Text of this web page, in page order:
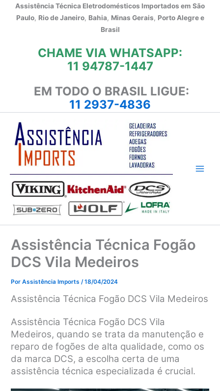
Assistência Técnica Eletrodomésticos Importados em São
Paulo, Rio de Janeiro, Bahia, Minas Gerais, Porto Alegre e
Brasil
CHAME VIA WHATSAPP:
11 94787-1447
EM TODO O BRASIL LIGUE:
11 2937-4836
Assistência Técnica Fogão
DCS Vila Medeiros
PorAssistência Imports/18/04/2024
Assistência Técnica Fogão DCS Vila Medeiros
Assistência Técnica Fogão DCS Vila
Medeiros, quando se trata da manutenção e
reparo de fogões de alta qualidade, como os
da marca DCS, a escolha certa de uma
assistência técnica especializada é crucial.